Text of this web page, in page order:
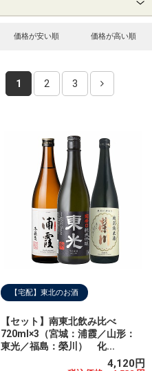
価格が安い順 価格が高い順
1 2 3
【宅配】東北のお酒
【セット】南東北飲み比べ
720ml×3（宮城：浦霞／山形：
東光／福島：榮川） 化...
4,120円